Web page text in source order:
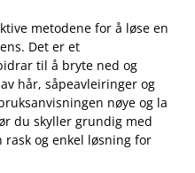
metodene ‌for å løse en
Det er et
til å bryte ned og
hår, såpeavleiringer og
nøye og la
du skyller grundig med
og enkel løsning for